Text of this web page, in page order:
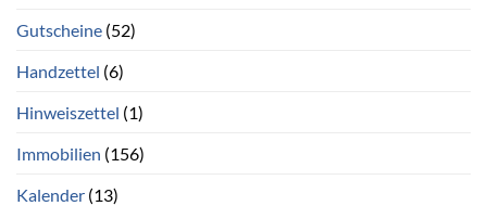
Gutscheine (52)
Handzettel (6)
Hinweiszettel (1)
Immobilien (156)
Kalender (13)